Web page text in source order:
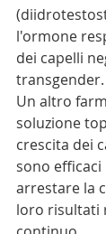
l'ormone
dei capelli
transgender.
Un altro
soluzione
crescita dei
sono
arrestare la
loro risultati